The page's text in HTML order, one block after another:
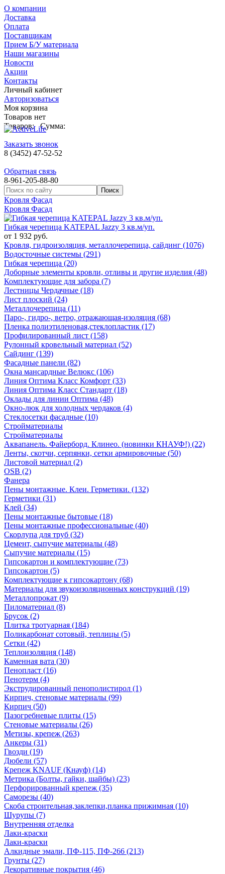
О компании
Доставка
Оплата
Поставщикам
Прием Б/У материала
Наши магазины
Новости
Акции
Контакты
Личный кабинет
Авторизоваться
Моя корзина
Товаров нет
Товаров: Сумма:
Заказать звонок
8 (3452) 47-52-52
Обратная связь
8-961-205-88-80
Кровля Фасад
Кровля Фасад
Гибкая черепица KATEPAL Jazzy 3 кв.м/уп.
от 1 932 руб.
Кровля, гидроизоляция, металлочерепица, сайдинг (1076)
Водосточные системы (291)
Гибкая черепица (20)
Доборные элементы кровли, отливы и другие изделия (48)
Комплектующие для забора (7)
Лестницы Чердачные (18)
Лист плоский (24)
Металлочерепица (11)
Паро-, гидро-, ветро, отражающая-изоляция (68)
Пленка полиэтиленовая,стеклопластик (17)
Профилированный лист (158)
Рулонный кровельный материал (52)
Сайдинг (139)
Фасадные панели (82)
Окна мансардные Велюкс (106)
Линия Оптима Класс Комфорт (33)
Линия Оптима Класс Стандарт (18)
Оклады для линии Оптима (48)
Окно-люк для холодных чердаков (4)
Стеклосетки фасадные (10)
Стройматериалы
Стройматериалы
Аквапанель. Файерборд. Клинео. (новинки КНАУФ!) (22)
Ленты, скотчи, серпянки, сетки армировочные (50)
Листовой материал (2)
OSB (2)
Фанера
Пены монтажные. Клеи. Герметики. (132)
Герметики (31)
Клей (34)
Пены монтажные бытовые (18)
Пены монтажные профессиональные (40)
Скорлупа для труб (32)
Цемент, сыпучие материалы (48)
Сыпучие материалы (15)
Гипсокартон и комплектующие (73)
Гипсокартон (5)
Комплектующие к гипсокартону (68)
Материалы для звукоизоляционных конструкций (19)
Металлопрокат (9)
Пиломатериал (8)
Брусок (2)
Плитка тротуарная (184)
Поликарбонат сотовый, теплицы (5)
Сетки (42)
Теплоизоляция (148)
Каменная вата (30)
Пенопласт (16)
Пенотерм (4)
Экструдированный пенополистирол (1)
Кирпич, стеновые материалы (99)
Кирпич (50)
Пазогребневые плиты (15)
Стеновые материалы (26)
Метизы, крепеж (263)
Анкеры (31)
Гвозди (19)
Дюбели (57)
Крепеж KNAUF (Кнауф) (14)
Метрика (Болты, гайки, шайбы) (23)
Перфорированный крепеж (35)
Саморезы (40)
Скоба строительная,заклепки,планка прижимная (10)
Шурупы (7)
Внутренняя отделка
Лаки-краски
Лаки-краски
Алкидные эмали, ПФ-115, ПФ-266 (213)
Грунты (27)
Декоративные покрытия (46)